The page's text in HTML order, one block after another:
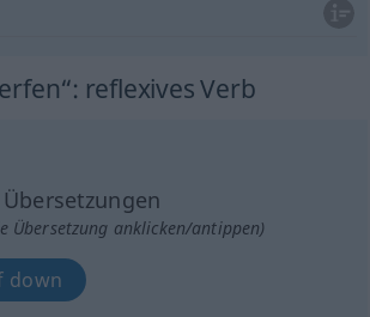
: reflexives Verb
Übersetzung anklicken/antippen)
down